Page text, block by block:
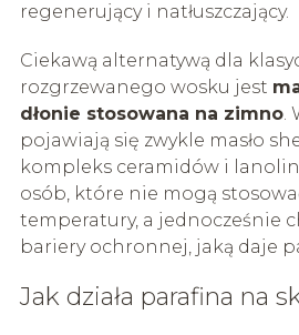
regenerujący i natłuszczający.
Ciekawą alternatywą dla
rozgrzewanego wosku jest
dłonie stosowana na zimno.
pojawiają się zwykle masło
kompleks ceramidów i
osób, które nie mogą
temperatury, a jednocześnie
bariery ochronnej, jaką daje
Jak działa parafina na